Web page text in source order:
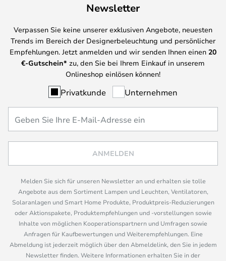
Newsletter
Verpassen Sie keine unserer exklusiven Angebote, neuesten
Trends im Bereich der Designerbeleuchtung und persönlicher
Empfehlungen. Jetzt anmelden und wir senden Ihnen einen 20
€-Gutschein* zu, den Sie bei Ihrem Einkauf in unserem
Onlineshop einlösen können!
Privatkunde Unternehmen
ANMELDEN
Melden Sie sich für unseren Newsletter an und erhalten sie tolle
Angebote aus dem Sortiment Lampen und Leuchten, Ventilatoren,
Solaranlagen und Smart Home Produkte, Produktpreis-Reduzierungen
oder Aktionspakete, Produktempfehlungen und -vorstellungen sowie
Inhalte von möglichen Kooperationspartnern und Umfragen sowie
Anfragen für Kaufbewertungen und Weiterempfehlungen. Eine
Abmeldung ist jederzeit möglich über den Abmeldelink, den Sie in jedem
Newsletter finden. Weitere Informationen erhalten Sie in der